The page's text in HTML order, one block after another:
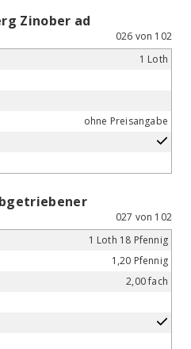
Zinober ad
026 von 102
1 Loth
ohne Preisangabe
027 von 102
1 Loth 18 Pfennig
1,20 Pfennig
2,00 fach